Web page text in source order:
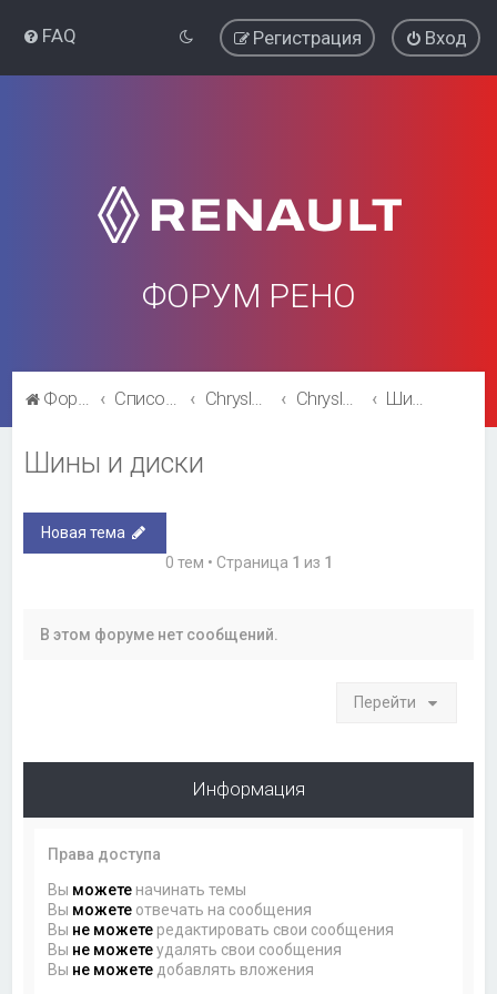
FAQ Вход
Регистрация
ФОРУМ РЕНО
Форум Рено Список форумов Chrysler Voyager\ Dodge Caravan Chrysler Voyager\ Dodge Caravan Шины и диски
Шины и диски
Новая тема
0 тем • Страница 1 из 1
В этом форуме нет сообщений.
Перейти
Информация
Права доступа
Вы можете начинать темы
Вы можете отвечать на сообщения
Вы не можете редактировать свои сообщения
Вы не можетеудалять свои сообщения
Вы не можете добавлять вложения